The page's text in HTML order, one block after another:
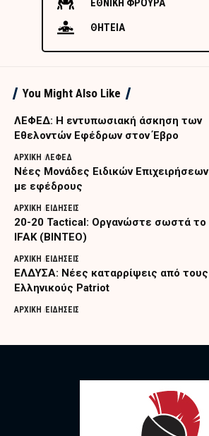
ΕΘΝΙΚΗ ΦΡΟΥΡΑ
ΘΗΤΕΙΑ
You Might Also Like
ΛΕΦΕΔ: Η εντυπωσιακή άσκηση των
Εθελοντών Εφέδρων στον Έβρο
ΑΡΧΙΚΗ ΛΕΦΕΔ
Nέες Μονάδες Ειδικών Επιχειρήσεων
με εφέδρους
ΑΡΧΙΚΗ ΕΙΔΗΣΕΙΣ
20-20 Tactical: Οργανώστε σωστά το
IFAK (ΒΙΝΤΕΟ)
ΑΡΧΙΚΗ ΕΙΔΗΣΕΙΣ
ΕΛΔΥΣΑ: Νέες καταρρίψεις από τους
Ελληνικούς Patriot
ΑΡΧΙΚΗ ΕΙΔΗΣΕΙΣ